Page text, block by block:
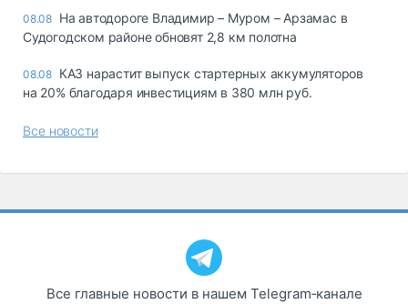
08.08 На автодороге Владимир – Муром – Арзамас в
Судогодском районе обновят 2,8 км полотна
08.08 КАЗ нарастит выпуск стартерных аккумуляторов
на 20% благодаря инвестициям в 380 млн руб.
Все новости
Все главные новости в нашем Telegram‑канале